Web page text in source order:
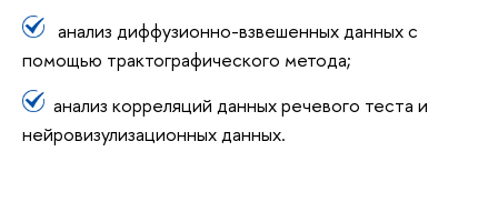
анализ диффузионно-взвешенных данных с
помощью трактографического метода;
анализ корреляций данных речевого теста и
нейровизулизационных данных.